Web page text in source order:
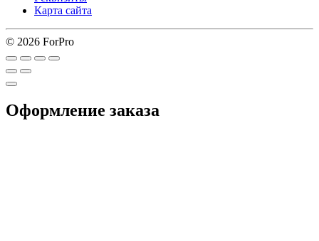
Карта сайта
© 2026 ForPro
Оформление заказа